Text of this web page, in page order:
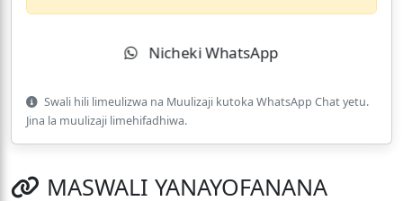
Nicheki WhatsApp
Swali hili limeulizwa na Muulizaji kutoka WhatsApp Chat yetu.
Jina la muulizaji limehifadhiwa.
MASWALI YANAYOFANANA